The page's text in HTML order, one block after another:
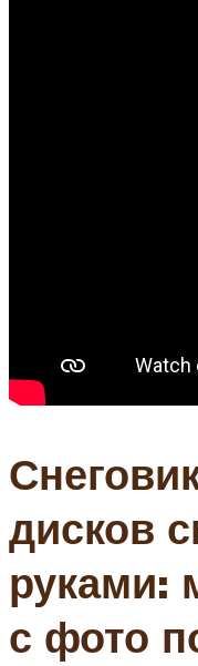
дисков
руками:
с фото